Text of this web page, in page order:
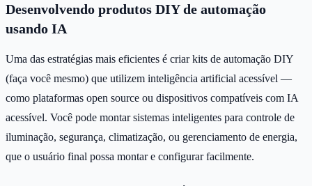
Desenvolvendo produtos DIY de automação
usando IA
Uma das estratégias mais eficientes é criar kits de automação DIY
(faça você mesmo) que utilizem inteligência artificial acessível —
como plataformas open source ou dispositivos compatíveis com IA
acessível. Você pode montar sistemas inteligentes para controle de
iluminação, segurança, climatização, ou gerenciamento de energia,
que o usuário final possa montar e configurar facilmente.